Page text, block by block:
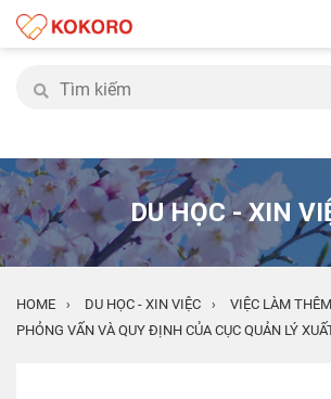
DU HỌC - XIN
HOME › DU HỌC - XIN VIỆC ›
VIỆC LÀM
PHỎNG VẤN VÀ QUY ĐỊNH CỦA CỤC QUẢN LÝ